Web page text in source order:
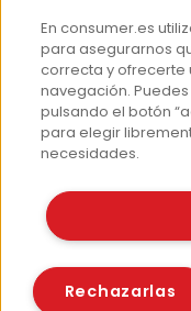
Corpus
©
En consumer.es
para asegurarnos
correcta y ofrecerte
navegación.
pulsando el botón
para elegir
necesidades.
Rechazarlas